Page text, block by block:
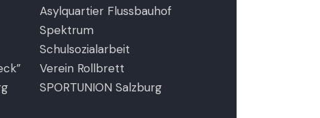
Asylquartier Flussbauhof
Spektrum
Schulsozialarbeit
Verein Rollbrett
SPORTUNION Salzburg